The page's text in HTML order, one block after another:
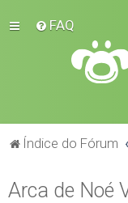
FAQ
Índice do Fórum
Arca de Noé